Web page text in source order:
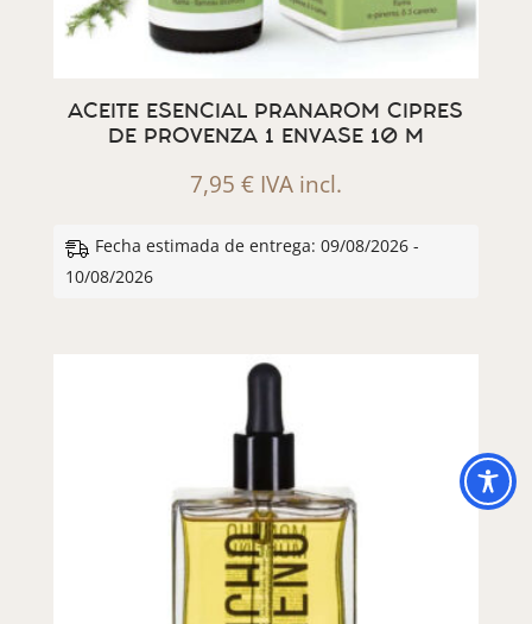
ACEITE ESENCIAL PRANAROM CIPRES
DE PROVENZA 1 ENVASE 10 M
7,95 € IVA incl.
Fecha estimada de entrega: 09/08/2026 -
10/08/2026